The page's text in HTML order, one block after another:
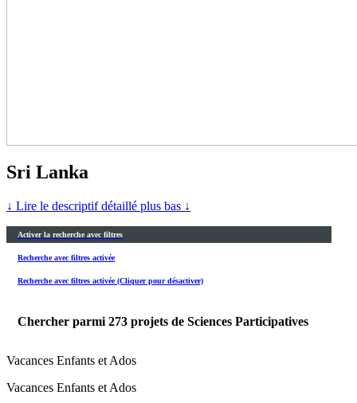
Sri Lanka
↓ Lire le descriptif détaillé plus bas ↓
Activer la recherche avec filtres
Recherche avec filtres activée
Recherche avec filtres activée (Cliquer pour désactiver)
Chercher parmi 273 projets de Sciences Participatives
Vacances Enfants et Ados
Vacances Enfants et Ados